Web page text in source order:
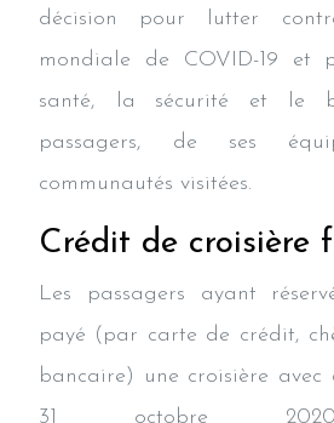
décision pour lutter
mondiale de COVID-19 et
santé, la sécurité et le
passagers, de ses
communautés visitées.
Crédit de croisière
Les passagers ayant
payé (par carte de crédit,
bancaire) une croisière
31 octobre 2020